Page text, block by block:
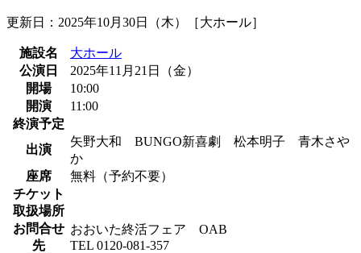
更新日：2025年10月30日（木）［大ホール］
施設名
大ホール
公演日
2025年11月21日（金）
開場
10:00
開演
11:00
終演予定
出演
矢野大和 BUNGO新喜劇 松本明子 青木さや
か
座席
無料（予約不要）
チケット
取扱場所
お問合せ
先
おおいた終活フェア OAB
TEL 0120-081-357